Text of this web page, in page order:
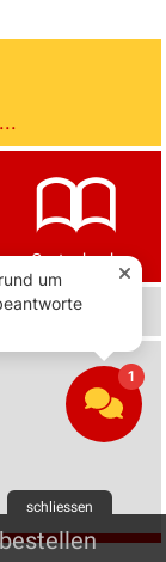
Gartenbuch
schliessen